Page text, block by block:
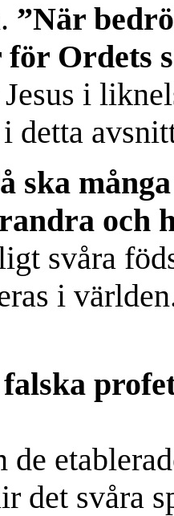
”När
Ordets
Jesus i
detta
ska
och
svåra
i
falska
de
det svåra